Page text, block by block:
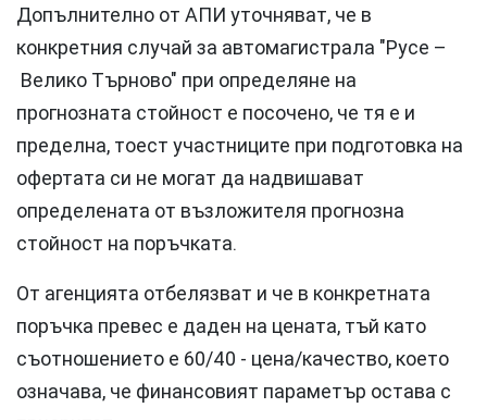
Допълнително от АПИ уточняват, че в
конкретния случай за автомагистрала "Русе –
Велико Търново" при определяне на
прогнозната стойност е посочено, че тя е и
пределна, тоест участниците при подготовка на
офертата си не могат да надвишават
определената от възложителя прогнозна
стойност на поръчката.
От агенцията отбелязват и че в конкретната
поръчка превес е даден на цената, тъй като
съотношението е 60/40 - цена/качество, което
означава, че финансовият параметър остава с